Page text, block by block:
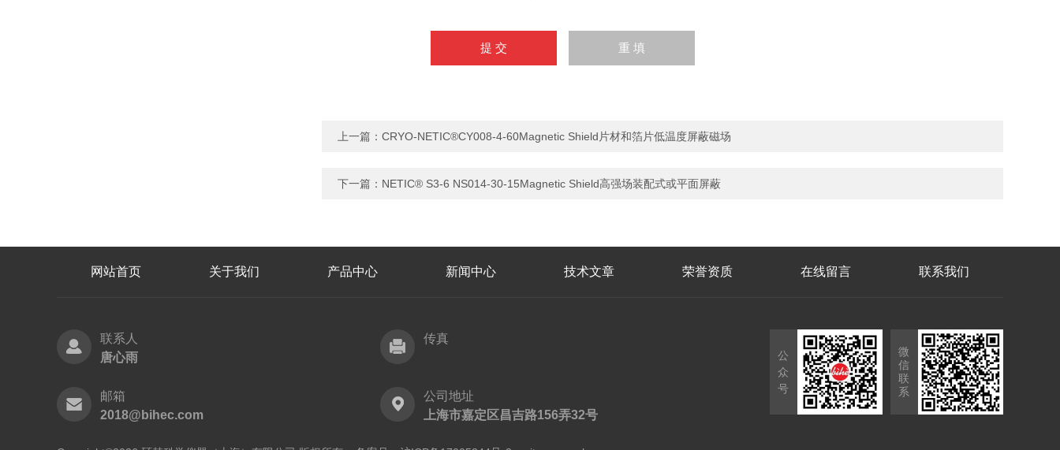
上一篇： CRYO-NETIC®CY008-4-60Magnetic Shield片材和箔片低温度屏蔽磁场
下一篇： NETIC® S3-6 NS014-30-15Magnetic Shield高强场装配式或平面屏蔽
网站首页 关于我们 产品中心 新闻中心 技术文章 荣誉资质 在线留言 联系我们
联系人
唐心雨
传真
邮箱
2018@bihec.com
公司地址
上海市嘉定区昌吉路156弄32号
公
众
号
微
信
联
系